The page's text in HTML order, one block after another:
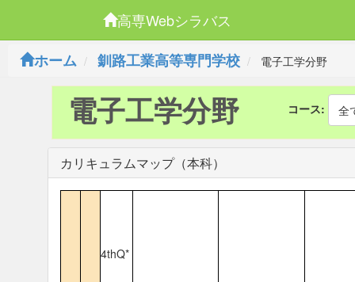
高専Webシラバス
ホーム
釧路工業高等専門学校 電子工学分野
電子工学分野 コース: 全
カリキュラムマップ（本科）
4thQ*